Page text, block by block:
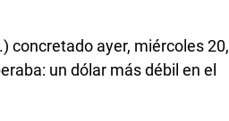
concretado ayer, miércoles 20,
un dólar más débil en el